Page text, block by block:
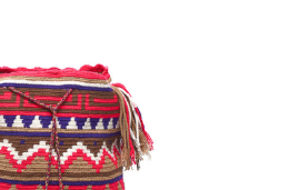
110.00